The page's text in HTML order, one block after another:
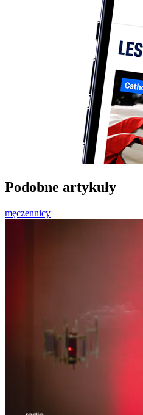
Podobne artykuły
męczennicy